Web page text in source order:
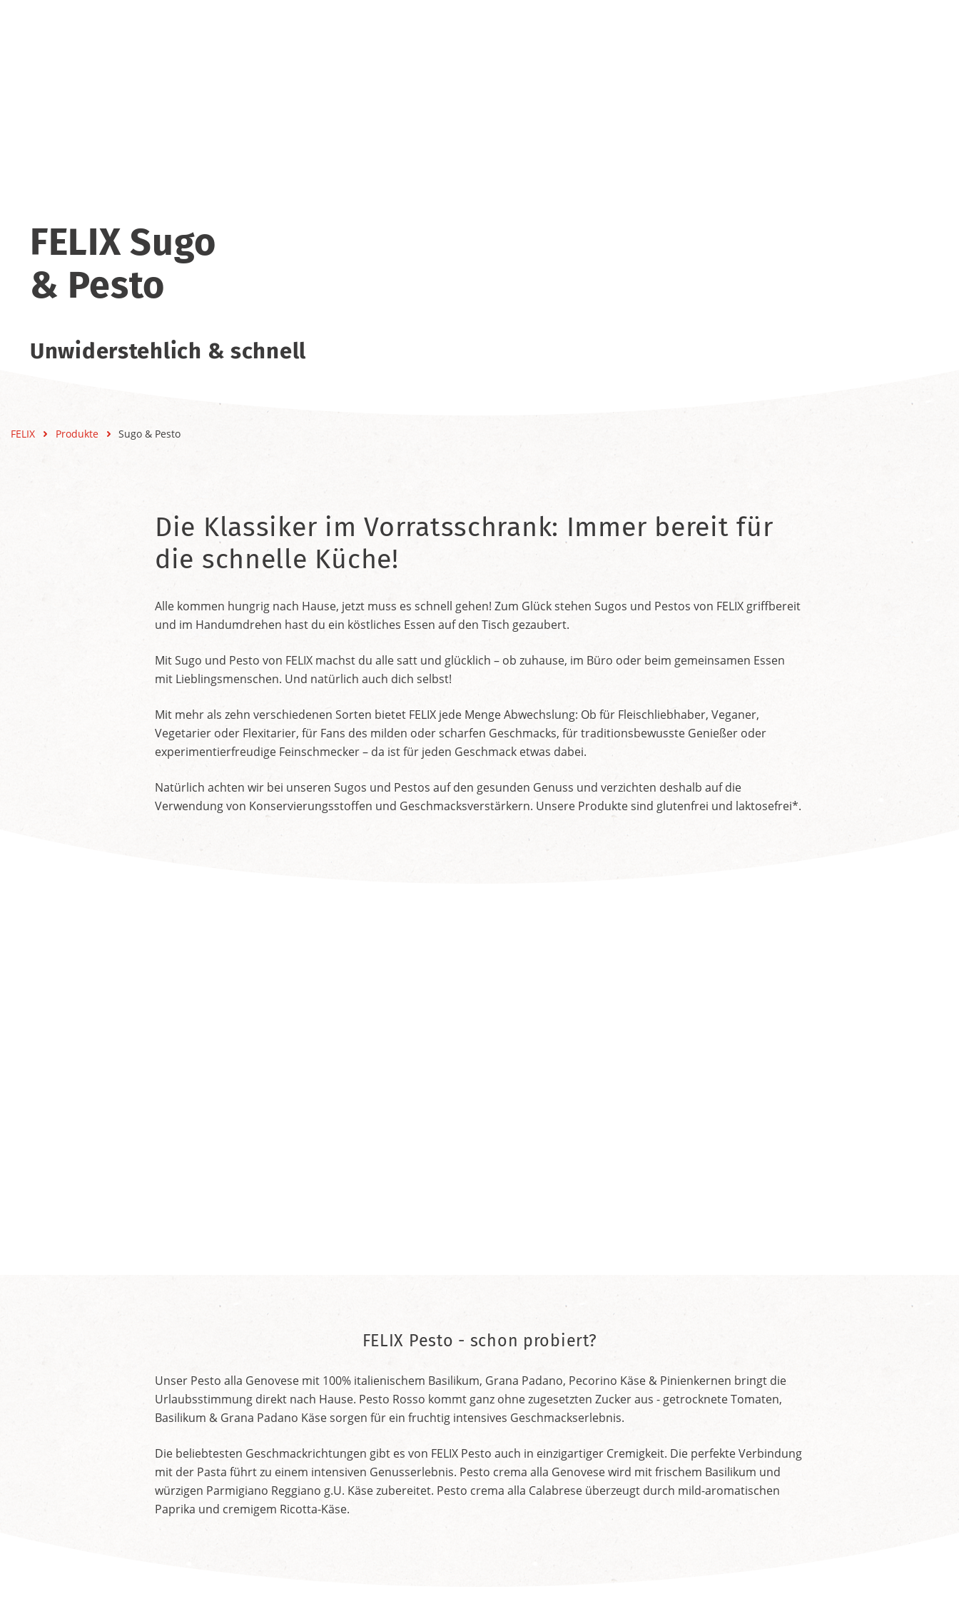
FELIX Sugo
& Pesto
Unwiderstehlich & schnell
FELIX Produkte Sugo & Pesto
Die Klassiker im Vorratsschrank: Immer bereit für
die schnelle Küche!
Alle kommen hungrig nach Hause, jetzt muss es schnell gehen! Zum Glück stehen Sugos und Pestos von FELIX griffbereit
und im Handumdrehen hast du ein köstliches Essen auf den Tisch gezaubert.
Mit Sugo und Pesto von FELIX machst du alle satt und glücklich – ob zuhause, im Büro oder beim gemeinsamen Essen
mit Lieblingsmenschen. Und natürlich auch dich selbst!
Mit mehr als zehn verschiedenen Sorten bietet FELIX jede Menge Abwechslung: Ob für Fleischliebhaber, Veganer,
Vegetarier oder Flexitarier, für Fans des milden oder scharfen Geschmacks, für traditionsbewusste Genießer oder
experimentierfreudige Feinschmecker – da ist für jeden Geschmack etwas dabei.
Natürlich achten wir bei unseren Sugos und Pestos auf den gesunden Genuss und verzichten deshalb auf die
Verwendung von Konservierungsstoffen und Geschmacksverstärkern. Unsere Produkte sind glutenfrei und laktosefrei*.
FELIX Pesto - schon probiert?
Unser Pesto alla Genovese mit 100% italienischem Basilikum, Grana Padano, Pecorino Käse & Pinienkernen bringt die
Urlaubsstimmung direkt nach Hause. Pesto Rosso kommt ganz ohne zugesetzten Zucker aus - getrocknete Tomaten,
Basilikum & Grana Padano Käse sorgen für ein fruchtig intensives Geschmackserlebnis.
Die beliebtesten Geschmackrichtungen gibt es von FELIX Pesto auch in einzigartiger Cremigkeit. Die perfekte Verbindung
mit der Pasta führt zu einem intensiven Genusserlebnis. Pesto crema alla Genovese wird mit frischem Basilikum und
würzigen Parmigiano Reggiano g.U. Käse zubereitet. Pesto crema alla Calabrese überzeugt durch mild-aromatischen
Paprika und cremigem Ricotta-Käse.